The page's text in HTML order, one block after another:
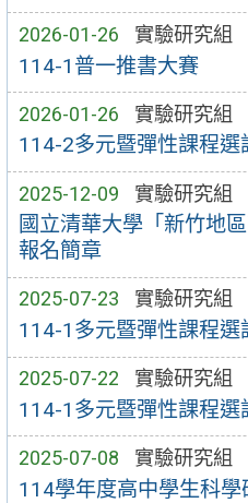
2026-01-26 實驗研究組
114-1普一推書大賽
2026-01-26 實驗研究組
114-2多元暨彈性課程
2025-12-09 實驗研究組
國立清華大學「新竹地
報名簡章
2025-07-23 實驗研究組
114-1多元暨彈性課程
2025-07-22 實驗研究組
114-1多元暨彈性課程
2025-07-08 實驗研究組
114學年度高中學生科